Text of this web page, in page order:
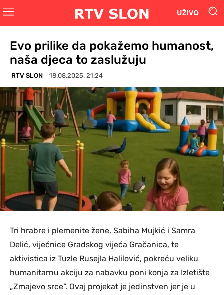
UŽIVO
Evo prilike da pokažemo humanost,
naša djeca to zaslužuju
RTV SLON 18.08.2025. 21:24
Tri hrabre i plemenite žene, Sabiha Mujkić i Samra
Delić, vijećnice Gradskog vijeća Gračanica, te
aktivistica iz Tuzle Rusejla Halilović, pokreću veliku
humanitarnu akciju za nabavku poni konja za Izletište
„Zmajevo srce“. Ovaj projekat je jedinstven jer je u